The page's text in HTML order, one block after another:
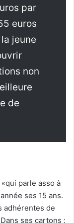
par
euros
jeune
non
de
parle asso à
ses 15 ans.
adhérentes de
ses cartons :